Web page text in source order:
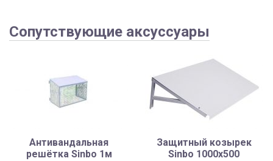
Сопутствующие аксуссуары
Антивандальная
решётка Sinbo 1м
Защитный козырек
Sinbo 1000х500